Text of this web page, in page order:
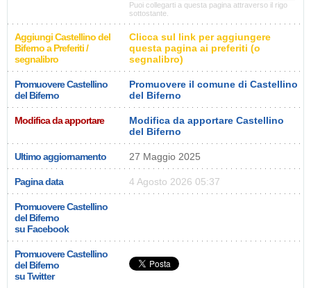
Puoi collegarti a questa pagina attraverso il rigo
sottostante.
Aggiungi Castellino del
Biferno a Preferiti /
segnalibro
Clicca sul link per aggiungere
questa pagina ai preferiti (o
segnalibro)
Promuovere Castellino
del Biferno
Promuovere il comune di Castellino
del Biferno
Modifica da apportare
Modifica da apportare Castellino
del Biferno
Ultimo aggiornamento 27 Maggio 2025
Pagina data 4 Agosto 2026 05:37
Promuovere Castellino
del Biferno
su Facebook
Promuovere Castellino
del Biferno
su Twitter